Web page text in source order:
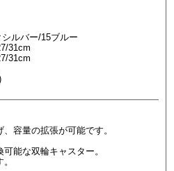
ルバー/15ブルー
31cm
31cm
容量の拡張が可能です。
能な双輪キャスター。